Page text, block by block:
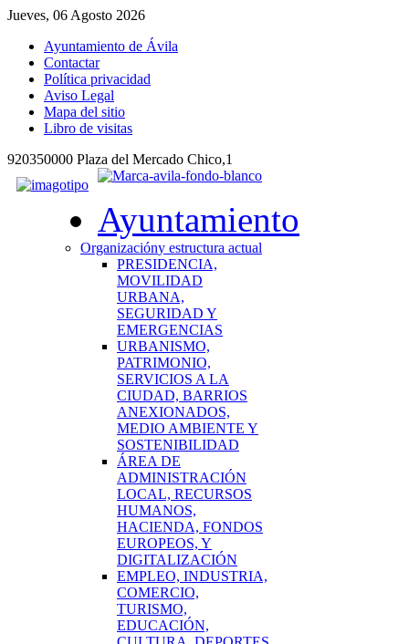
Jueves, 06 Agosto 2026
Ayuntamiento de Ávila
Contactar
Política privacidad
Aviso Legal
Mapa del sitio
Libro de visitas
920350000 Plaza del Mercado Chico,1
Ayuntamiento
Organizacióny estructura actual
PRESIDENCIA,
MOVILIDAD
URBANA,
SEGURIDAD Y
EMERGENCIAS
URBANISMO,
PATRIMONIO,
SERVICIOS A LA
CIUDAD, BARRIOS
ANEXIONADOS,
MEDIO AMBIENTE Y
SOSTENIBILIDAD
ÁREA DE
ADMINISTRACIÓN
LOCAL, RECURSOS
HUMANOS,
HACIENDA, FONDOS
EUROPEOS, Y
DIGITALIZACIÓN
EMPLEO, INDUSTRIA,
COMERCIO,
TURISMO,
EDUCACIÓN,